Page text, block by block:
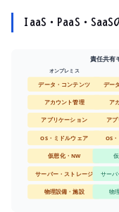
IaaS・PaaS・
責任共有
オンプレミス
データ・コンテンツ デー
アカウント管理 ア
アプリケーション アプ
OS・ミドルウェア OS
仮想化・NW
サーバー・ストレージ サーバ
物理設備・施設 物